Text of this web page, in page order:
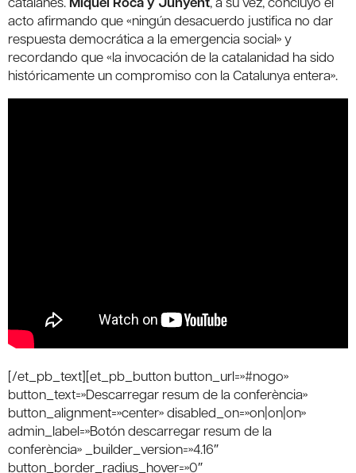
acto afirmando que «ningún desacuerdo justifica no dar
respuesta democrática a la emergencia social» y
recordando que «la invocación de la catalanidad ha sido
históricamente un compromiso con la Catalunya entera».
[/et_pb_text][et_pb_button button_url=»#nogo»
button_text=»Descarregar resum de la conferència»
button_alignment=»center» disabled_on=»on|on|on»
admin_label=»Botón descarregar resum de la
conferència» _builder_version=»4.16″
button_border_radius_hover=»0″